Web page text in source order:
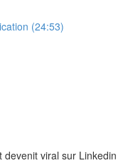
(24:53)
devenit viral sur Linkedin